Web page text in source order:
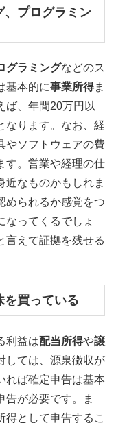
、プログラミン
グラミングなどのス
基本的に事業所得ま
ば、年間20万円以
なります。なお、経
やソフトウェアの費
す。営業や経理の仕
近なものかもしれま
められるか感覚をつ
なってくるでしょ
言えて証拠を残せる
を買っている
利益は配当所得や譲
しては、源泉徴収が
れば確定申告は基本
告が必要です。ま
得として申告するこ